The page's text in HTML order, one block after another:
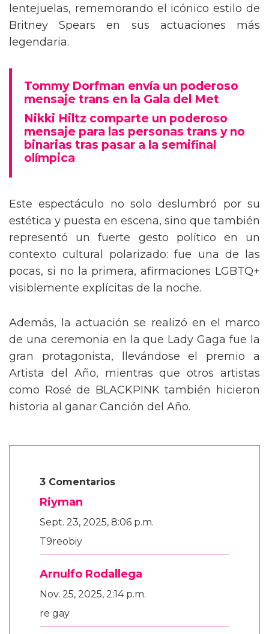
lentejuelas, rememorando el icónico estilo de
Britney Spears en sus actuaciones más
legendaria.
Tommy Dorfman envía un poderoso
mensaje trans en la Gala del Met
Nikki Hiltz comparte un poderoso
mensaje para las personas trans y no
binarias tras pasar a la semifinal
olímpica
Este espectáculo no solo deslumbró por su
estética y puesta en escena, sino que también
representó un fuerte gesto político en un
contexto cultural polarizado: fue una de las
pocas, si no la primera, afirmaciones LGBTQ+
visiblemente explícitas de la noche.
Además, la actuación se realizó en el marco
de una ceremonia en la que Lady Gaga fue la
gran protagonista, llevándose el premio a
Artista del Año, mientras que otros artistas
como Rosé de BLACKPINK también hicieron
historia al ganar Canción del Año.
3 Comentarios
Riyman
Sept. 23, 2025, 8:06 p.m.
T9reobiy
Arnulfo Rodallega
Nov. 25, 2025, 2:14 p.m.
re gay